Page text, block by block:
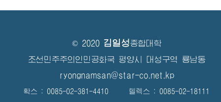
© 2020 김일성종합대학
조선민주주의인민공화국 평양시 대성구역 룡남동
ryongnamsan@star-co.net.kp
확스 : 0085-02-381-4410 텔렉스 : 0085-02-18111